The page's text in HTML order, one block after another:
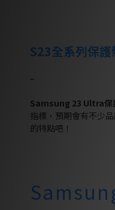
S23全系列保
–
Samsung 23 Ultra保
指標，預期會有不少
的特點吧！